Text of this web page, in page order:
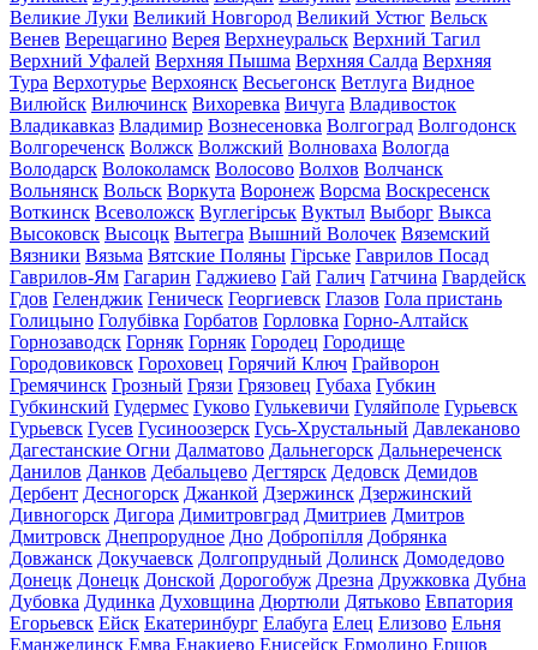
Великие Луки Великий Новгород Великий Устюг Вельск
Венев Верещагино Верея Верхнеуральск Верхний Тагил
Верхний Уфалей Верхняя Пышма Верхняя Салда Верхняя
Тура Верхотурье Верхоянск Весьегонск Ветлуга Видное
Вилюйск Вилючинск Вихоревка Вичуга Владивосток
Владикавказ Владимир Вознесеновка Волгоград Волгодонск
Волгореченск Волжск Волжский Волноваха Вологда
Володарск Волоколамск Волосово Волхов Волчанск
Вольнянск Вольск Воркута Воронеж Ворсма Воскресенск
Воткинск Всеволожск Вуглегірськ Вуктыл Выборг Выкса
Высоковск Высоцк Вытегра Вышний Волочек Вяземский
Вязники Вязьма Вятские Поляны Гірське Гаврилов Посад
Гаврилов-Ям Гагарин Гаджиево Гай Галич Гатчина Гвардейск
Гдов Геленджик Геническ Георгиевск Глазов Гола пристань
Голицыно Голубівка Горбатов Горловка Горно-Алтайск
Горнозаводск Горняк Горняк Городец Городище
Городовиковск Гороховец Горячий Ключ Грайворон
Гремячинск Грозный Грязи Грязовец Губаха Губкин
Губкинский Гудермес Гуково Гулькевичи Гуляйполе Гурьевск
Гурьевск Гусев Гусиноозерск Гусь-Хрустальный Давлеканово
Дагестанские Огни Далматово Дальнегорск Дальнереченск
Данилов Данков Дебальцево Дегтярск Дедовск Демидов
Дербент Десногорск Джанкой Дзержинск Дзержинский
Дивногорск Дигора Димитровград Дмитриев Дмитров
Дмитровск Днепрорудное Дно Добропілля Добрянка
Довжанск Докучаевск Долгопрудный Долинск Домодедово
Донецк Донецк Донской Дорогобуж Дрезна Дружковка Дубна
Дубовка Дудинка Духовщина Дюртюли Дятьково Евпатория
Егорьевск Ейск Екатеринбург Елабуга Елец Елизово Ельня
Еманжелинск Емва Енакиево Енисейск Ермолино Ершов